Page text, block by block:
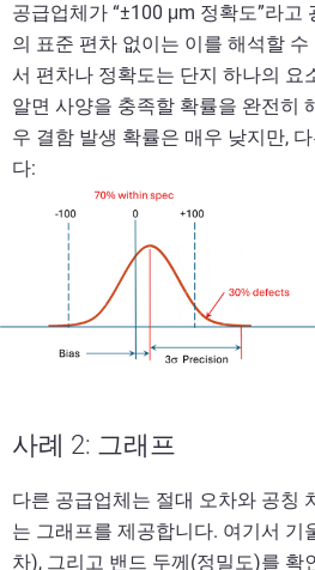
공급업체가 “±100 μm 정확도”라고
의 표준 편차 없이는 이를 해석할 수
서 편차나 정확도는 단지 하나의 요
알면 사양을 충족할 확률을 완전히
우 결함 발생 확률은 매우 낮지만,
다:
사례 2: 그래프
다른 공급업체는 절대 오차와 공칭
는 그래프를 제공합니다. 여기서 기
차), 그리고 밴드 두께(정밀도)를 확